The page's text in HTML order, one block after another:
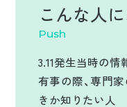
こんな人に
Push
3.11発生当時の
有事の際、専門
きか知りたい人